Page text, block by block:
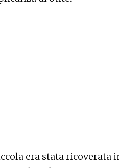
era stata ricoverata